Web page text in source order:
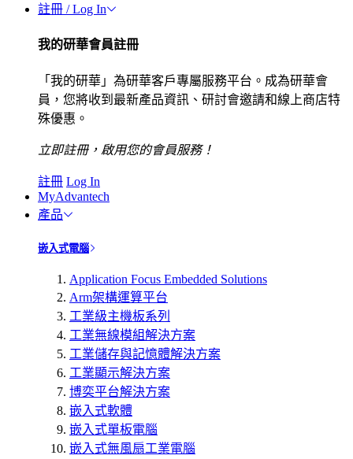
註冊 / Log In
我的研華會員註冊
「我的研華」為研華客戶專屬服務平台。成為研華會
員，您將收到最新產品資訊、研討會邀請和線上商店特
殊優惠。
立即註冊，啟用您的會員服務！
註冊 Log In
MyAdvantech
產品
嵌入式電腦
Application Focus Embedded Solutions
Arm架構運算平台
工業級主機板系列
工業無線模組解決方案
工業儲存與記憶體解決方案
工業顯示解決方案
博奕平台解決方案
嵌入式軟體
嵌入式單板電腦
嵌入式無風扇工業電腦